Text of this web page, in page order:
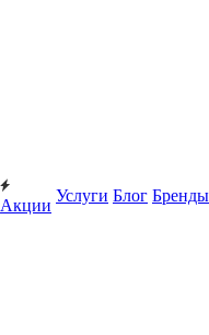
Акции
Услуги Блог Бренды